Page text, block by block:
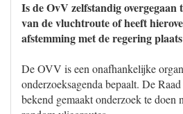
Is de OvV zelfstandig overgegaan
van de vluchtroute of heeft
afstemming met de regering
De OVV is een onafhankelijke
onderzoeksagenda bepaalt. De
bekend gemaakt onderzoek te doen